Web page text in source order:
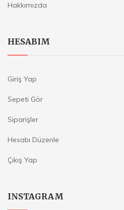
Hakkımızda
HESABIM
Giriş Yap
Sepeti Gör
Siparişler
Hesabı Düzenle
Çıkış Yap
INSTAGRAM